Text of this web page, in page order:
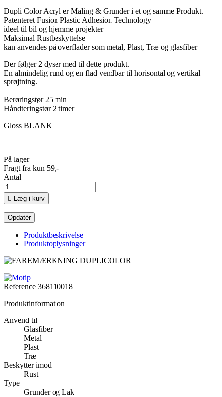
Dupli Color Acryl er Maling & Grunder i et og samme Produkt.
Patenteret Fusion Plastic Adhesion Technology
ideel til bil og hjemme projekter
Maksimal Rustbeskyttelse
kan anvendes på overflader som metal, Plast, Træ og glasfiber
Der følger 2 dyser med til dette produkt.
En almindelig rund og en flad vendbar til horisontal og vertikal
sprøjtning.
Berøringstør 25 min
Håndteringstør 2 timer
Gloss BLANK
På lager
Fragt fra kun 59,-
Antal
 Læg i kurv
Produktbeskrivelse
Produktoplysninger
Reference 368110018
Produktinformation
Anvend til
Glasfiber
Metal
Plast
Træ
Beskytter imod
Rust
Type
Grunder og Lak